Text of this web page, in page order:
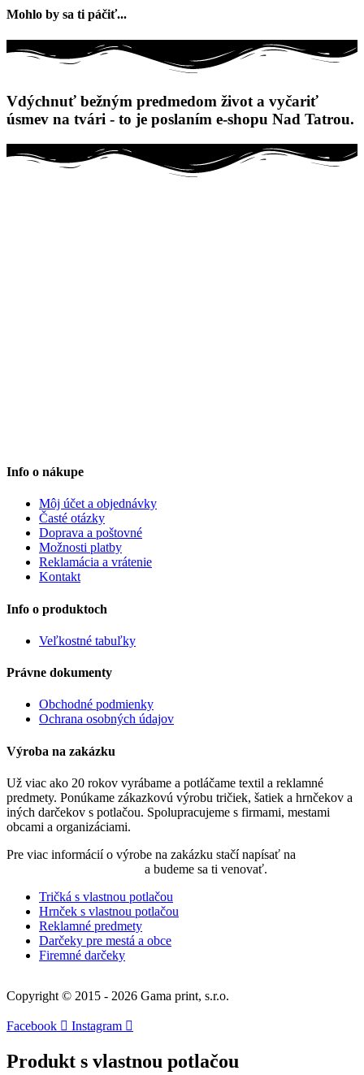
Mohlo by sa ti páčiť...
Vdýchnuť bežným predmedom život a vyčariť
úsmev na tvári - to je poslaním e-shopu Nad Tatrou.
Info o nákupe
Môj účet a objednávky
Časté otázky
Doprava a poštovné
Možnosti platby
Reklamácia a vrátenie
Kontakt
Info o produktoch
Veľkostné tabuľky
Právne dokumenty
Obchodné podmienky
Ochrana osobných údajov
Výroba na zakázku
Už viac ako 20 rokov vyrábame a potláčame textil a reklamné
predmety. Ponúkame zákazkovú výrobu tričiek, šatiek a hrnčekov a
iných darčekov s potlačou. Spolupracujeme s firmami, mestami
obcami a organizáciami.
Pre viac informácií o výrobe na zakázku stačí napísať na
a budeme sa ti venovať.
Tričká s vlastnou potlačou
Hrnček s vlastnou potlačou
Reklamné predmety
Darčeky pre mestá a obce
Firemné darčeky
Copyright © 2015 - 2026 Gama print, s.r.o.
Facebook Instagram
Produkt s vlastnou potlačou